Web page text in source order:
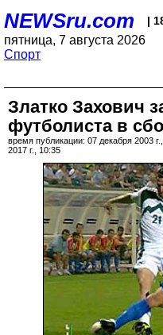
NEWSru.com |
пятница, 7 августа 2026
Спорт
Златко Захович
футболиста в
время публикации: 07 декабря 2003
2017 г., 10:35